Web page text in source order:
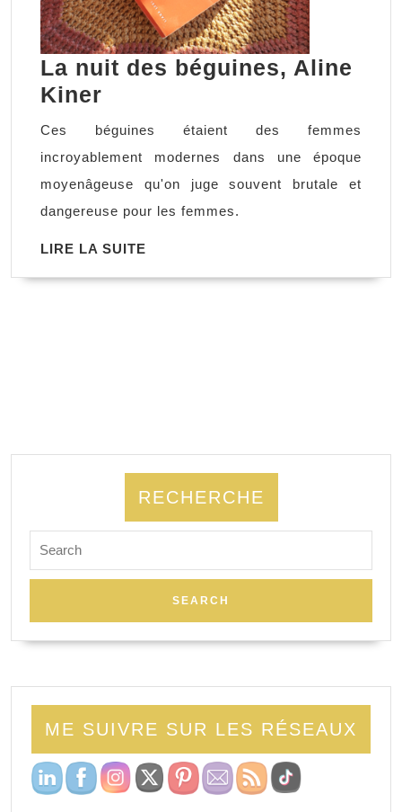
La nuit des béguines, Aline
Kiner
nuit
des
béguines,
Aline
Ces béguines étaient des femmes
incroyablement modernes dans une époque
moyenâgeuse qu'on juge souvent brutale et
dangereuse pour les femmes.
LIRE LA SUITE
RECHERCHE
for:
ME SUIVRE SUR LES RÉSEAUX